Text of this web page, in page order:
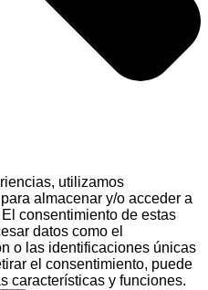
utilizamos
almacenar y/o acceder a
consentimiento de estas
datos como el
o las identificaciones únicas
el consentimiento, puede
características y funciones.